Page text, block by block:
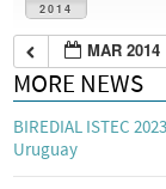
2014
MAR 2014
MORE NEWS
BIREDIAL ISTEC
Uruguay